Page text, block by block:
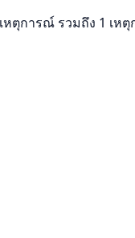
ตุการณ์ รวมถึง 1